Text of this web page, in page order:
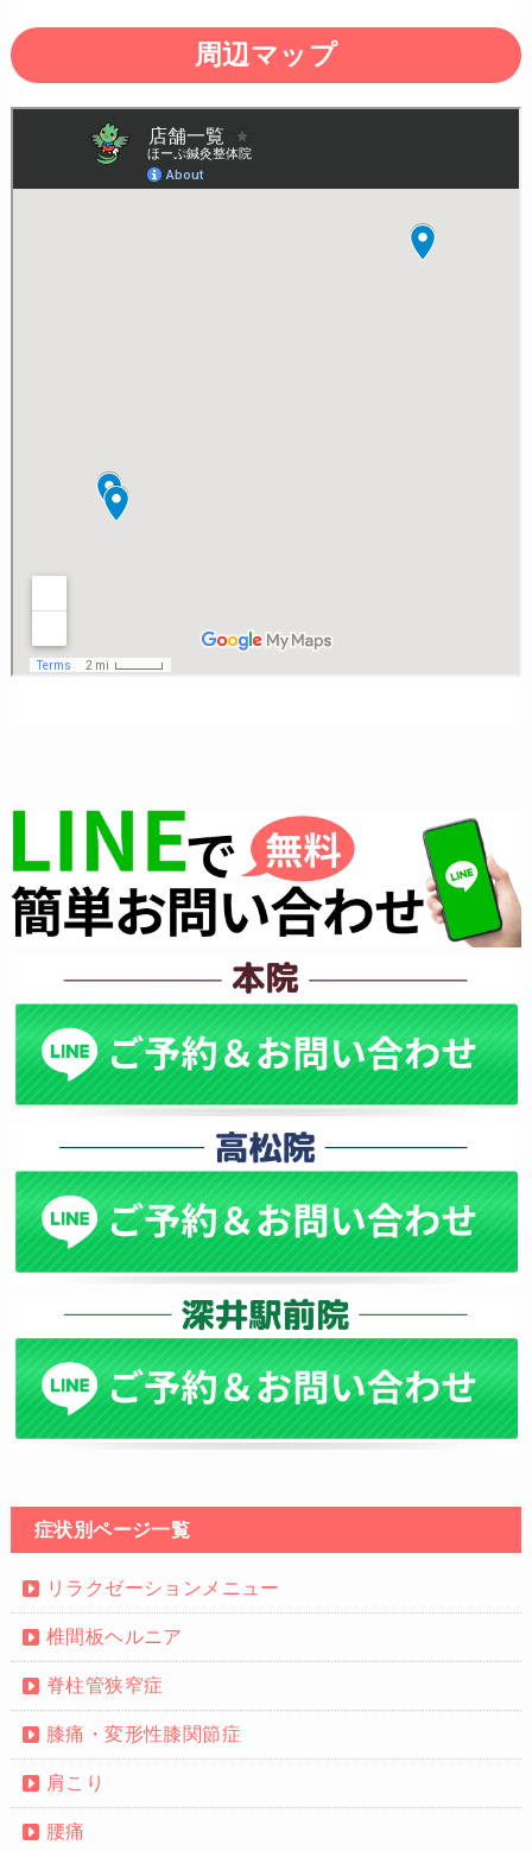
周辺マップ
症状別ページ一覧
リラクゼーションメニュー
椎間板ヘルニア
脊柱管狭窄症
膝痛・変形性膝関節症
肩こり
腰痛